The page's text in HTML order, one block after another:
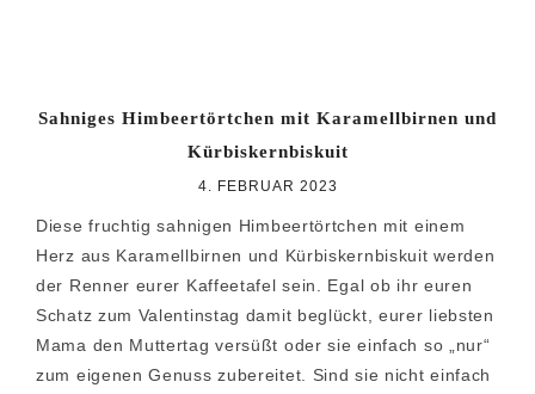
Sahniges Himbeertörtchen mit Karamellbirnen und
Kürbiskernbiskuit
4. FEBRUAR 2023
Diese fruchtig sahnigen Himbeertörtchen mit einem
Herz aus Karamellbirnen und Kürbiskernbiskuit werden
der Renner eurer Kaffeetafel sein. Egal ob ihr euren
Schatz zum Valentinstag damit beglückt, eurer liebsten
Mama den Muttertag versüßt oder sie einfach so „nur“
zum eigenen Genuss zubereitet. Sind sie nicht einfach